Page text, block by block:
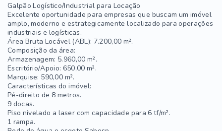
Galpão Logístico/Industrial para Locação
Excelente oportunidade para empresas que buscam um imóvel
amplo, moderno e estrategicamente localizado para operações
industriais e logísticas.
Área Bruta Locável (ABL): 7.200,00 m².
Composição da área:
Armazenagem: 5.960,00 m².
Escritório/Apoio: 650,00 m².
Marquise: 590,00 m².
Características do imóvel:
Pé-direito de 8 metros.
9 docas.
Piso nivelado a laser com capacidade para 6 tf/m².
1 rampa.